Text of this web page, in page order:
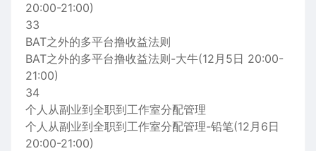
20:00-21:00)
33
BAT之外的多平台撸收益法则
BAT之外的多平台撸收益法则-大牛(12月5日 20:00-
21:00)
34
个人从副业到全职到工作室分配管理
个人从副业到全职到工作室分配管理-铅笔(12月6日
20:00-21:00)